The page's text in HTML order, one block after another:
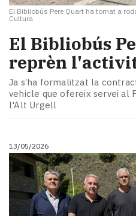
El Bibliobús Pere Quart ha tornat a
Cultura
El Bibliobús
reprèn
Ja s’ha formalitzat la
vehicle que ofereix servei al
l'Alt Urgell
13/05/2026